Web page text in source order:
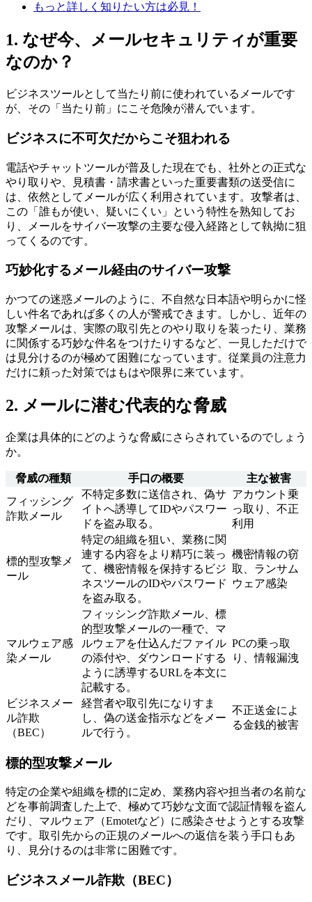
もっと詳しく知りたい方は必見！
1. なぜ今、メールセキュリティが重要
なのか？
ビジネスツールとして当たり前に使われているメールです
が、その「当たり前」にこそ危険が潜んでいます。
ビジネスに不可欠だからこそ狙われる
電話やチャットツールが普及した現在でも、社外との正式な
やり取りや、見積書・請求書といった重要書類の送受信に
は、依然としてメールが広く利用されています。攻撃者は、
この「誰もが使い、疑いにくい」という特性を熟知してお
り、メールをサイバー攻撃の主要な侵入経路として執拗に狙
ってくるのです。
巧妙化するメール経由のサイバー攻撃
かつての迷惑メールのように、不自然な日本語や明らかに怪
しい件名であれば多くの人が警戒できます。しかし、近年の
攻撃メールは、実際の取引先とのやり取りを装ったり、業務
に関係する巧妙な件名をつけたりするなど、一見しただけで
は見分けるのが極めて困難になっています。従業員の注意力
だけに頼った対策ではもはや限界に来ています。
2. メールに潜む代表的な脅威
企業は具体的にどのような脅威にさらされているのでしょう
か。
脅威の種類 手口の概要
主な被害
フィッシング
詐欺メール
不特定多数に送信され、偽サ
イトへ誘導してIDやパスワー
ドを盗み取る。
アカウント乗
っ取り、不正
利用
標的型攻撃メ
ール
特定の組織を狙い、業務に関
連する内容をより精巧に装っ
て、機密情報を保持するビジ
ネスツールのIDやパスワード
を盗み取る。
機密情報の窃
取、ランサム
ウェア感染
マルウェア感
染メール
フィッシング詐欺メール、標
的型攻撃メールの一種で、マ
ルウェアを仕込んだファイル
の添付や、ダウンロードする
ように誘導するURLを本文に
記載する。
PCの乗っ取
り、情報漏洩
ビジネスメー
ル詐欺
（BEC）
経営者や取引先になりすま
し、偽の送金指示などをメー
ルで行う。
不正送金によ
る金銭的被害
標的型攻撃メール
特定の企業や組織を標的に定め、業務内容や担当者の名前な
どを事前調査した上で、極めて巧妙な文面で認証情報を盗ん
だり、マルウェア（Emotetなど）に感染させようとする攻撃
です。取引先からの正規のメールへの返信を装う手口もあ
り、見分けるのは非常に困難です。
ビジネスメール詐欺（BEC）